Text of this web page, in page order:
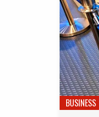
BUSINESS